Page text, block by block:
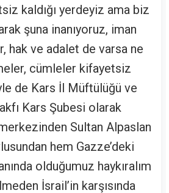
kaldığı yerdeyiz ama biz
şuna inanıyoruz, iman
hak ve adalet de varsa ne
cümleler kifayetsiz
de Kars İl Müftülüğü ve
Kars Şubesi olarak
Sultan Alpaslan
hem Gazze’deki
olduğumuz haykıralım
İsrail’in karşısında